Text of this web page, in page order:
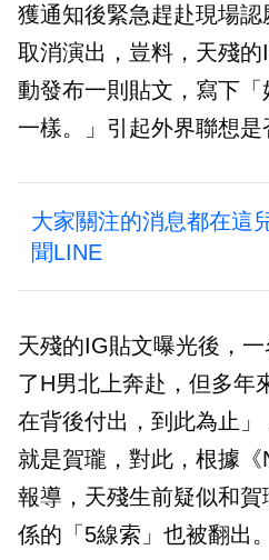
獲通知後緊急趕赴現場
取消演出，豈料，天殘
動發布一則貼文，寫下
一樣。」引起外界聯想是
大家關注的消息都在這
聞LINE
天殘的IG貼文曝光後，
了H男北上奔赴，但多年
在背後付出，到此為止
就是賀瓏，對此，根據《
報導，天殘生前疑似和
係的「5線索」也被翻出。